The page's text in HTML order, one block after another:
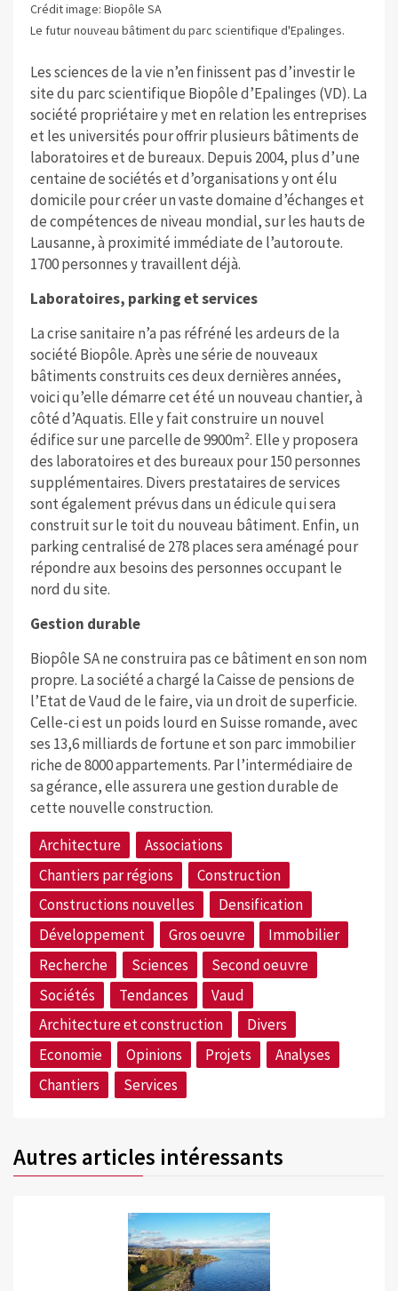
Crédit image: Biopôle SA
Le futur nouveau bâtiment du parc scientifique d'Epalinges.
Les sciences de la vie n’en finissent pas d’investir le
site du parc scientifique Biopôle d’Epalinges (VD). La
société propriétaire y met en relation les entreprises
et les universités pour offrir plusieurs bâtiments de
laboratoires et de bureaux. Depuis 2004, plus d’une
centaine de sociétés et d’organisations y ont élu
domicile pour créer un vaste domaine d’échanges et
de compétences de niveau mondial, sur les hauts de
Lausanne, à proximité immédiate de l’autoroute.
1700 personnes y travaillent déjà.
Laboratoires, parking et services
La crise sanitaire n’a pas réfréné les ardeurs de la
société Biopôle. Après une série de nouveaux
bâtiments construits ces deux dernières années,
voici qu’elle démarre cet été un nouveau chantier, à
côté d’Aquatis. Elle y fait construire un nouvel
édifice sur une parcelle de 9900m². Elle y proposera
des laboratoires et des bureaux pour 150 personnes
supplémentaires. Divers prestataires de services
sont également prévus dans un édicule qui sera
construit sur le toit du nouveau bâtiment. Enfin, un
parking centralisé de 278 places sera aménagé pour
répondre aux besoins des personnes occupant le
nord du site.
Gestion durable
Biopôle SA ne construira pas ce bâtiment en son nom
propre. La société a chargé la Caisse de pensions de
l’Etat de Vaud de le faire, via un droit de superficie.
Celle-ci est un poids lourd en Suisse romande, avec
ses 13,6 milliards de fortune et son parc immobilier
riche de 8000 appartements. Par l’intermédiaire de
sa gérance, elle assurera une gestion durable de
cette nouvelle construction.
Architecture
Associations
Chantiers par régions
Construction
Constructions nouvelles
Densification
Développement
Gros oeuvre
Immobilier
Recherche
Sciences
Second oeuvre
Sociétés
Tendances
Vaud
Architecture et construction
Divers
Economie
Opinions Projets
Analyses
Chantiers
Services
Autres articles intéressants